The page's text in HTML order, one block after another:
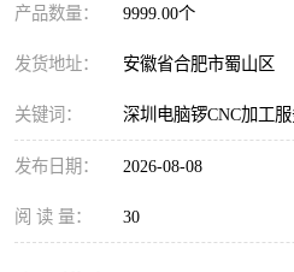
产品数量： 9999.00个
发货地址： 安徽省合肥市蜀山区
关键词： 深圳电脑锣CNC加工
发布日期： 2026-08-08
阅 读 量： 30